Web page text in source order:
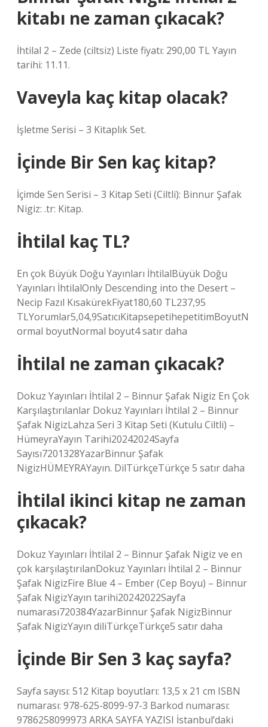
kitabı ne zaman çıkacak?
İhtilal 2 – Zede (ciltsiz) Liste fiyatı: 290,00 TL Yayın
tarihi: 11.11.
Vaveyla kaç kitap olacak?
İşletme Serisi – 3 Kitaplık Set.
İçinde Bir Sen kaç kitap?
İçimde Sen Serisi – 3 Kitap Seti (Ciltli): Binnur Şafak
Nigiz: .tr: Kitap.
İhtilal kaç TL?
En çok Büyük Doğu Yayınları İhtilalBüyük Doğu
Yayınları İhtilalOnly Descending into the Desert –
Necip Fazıl KısakürekFiyat180,60 TL237,95
TLYorumlar5,04,9SatıcıKitapsepetihepetitimBoyutN
ormal boyutNormal boyut4 satır daha
İhtilal ne zaman çıkacak?
Dokuz Yayınları İhtilal 2 – Binnur Şafak Nigiz En Çok
Karşılaştırılanlar Dokuz Yayınları İhtilal 2 – Binnur
Şafak NigizLahza Seri 3 Kitap Seti (Kutulu Ciltli) –
HümeyraYayın Tarihi20242024Sayfa
Sayısı7201328YazarBinnur Şafak
NigizHÜMEYRAYayın. DilTürkçeTürkçe 5 satır daha
İhtilal ikinci kitap ne zaman
çıkacak?
Dokuz Yayınları İhtilal 2 – Binnur Şafak Nigiz ve en
çok karşılaştırılanDokuz Yayınları İhtilal 2 – Binnur
Şafak NigizFire Blue 4 – Ember (Cep Boyu) – Binnur
Şafak NigizYayın tarihi20242022Sayfa
numarası720384YazarBinnur Şafak NigizBinnur
Şafak NigizYayın diliTürkçeTürkçe5 satır daha
İçinde Bir Sen 3 kaç sayfa?
Sayfa sayısı: 512 Kitap boyutları: 13,5 x 21 cm ISBN
numarası: 978-625-8099-97-3 Barkod numarası:
9786258099973 ARKA SAYFA YAZISI İstanbul’daki